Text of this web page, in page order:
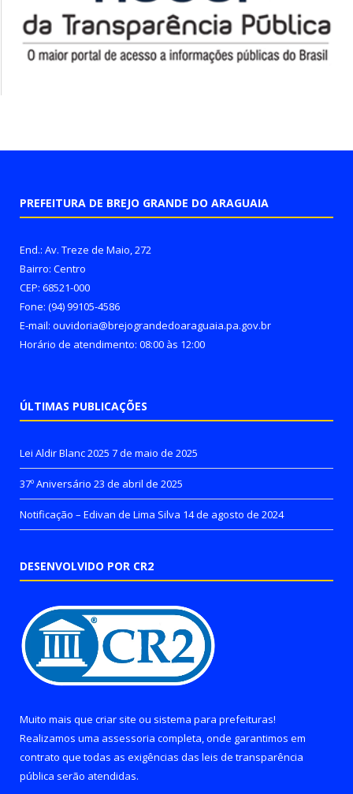
PREFEITURA DE BREJO GRANDE DO ARAGUAIA
End.: Av. Treze de Maio, 272
Bairro: Centro
CEP: 68521-000
Fone: (94) 99105-4586
E-mail: ouvidoria@brejograndedoaraguaia.pa.gov.br
Horário de atendimento: 08:00 às 12:00
ÚLTIMAS PUBLICAÇÕES
Lei Aldir Blanc 2025 7 de maio de 2025
37º Aniversário 23 de abril de 2025
Notificação – Edivan de Lima Silva 14 de agosto de 2024
DESENVOLVIDO POR CR2
Muito mais que criar site ou sistema para prefeituras!
Realizamos uma assessoria completa, onde garantimos em
contrato que todas as exigências das leis de transparência
pública serão atendidas.